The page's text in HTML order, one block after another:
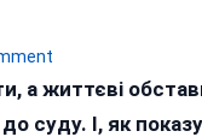
Шлюб
а життєві
суду. І, як